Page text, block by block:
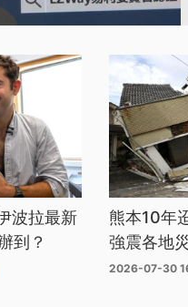
波拉最新
到？
熊本10年
強震各地
2026-07-30